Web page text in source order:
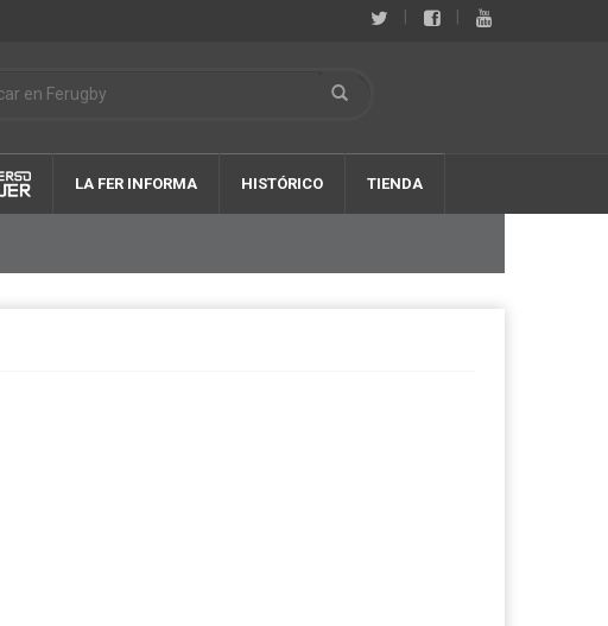
LA FER INFORMA HISTÓRICO TIENDA